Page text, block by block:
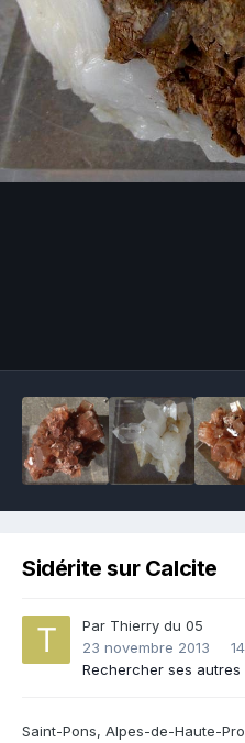
Sidérite sur Calcite
Par Thierry du 05
23 novembre 2013
Rechercher ses autres
Saint-Pons, Alpes-de-Haute-